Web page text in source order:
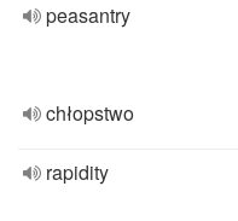
peasantry
chłopstwo
rapidity